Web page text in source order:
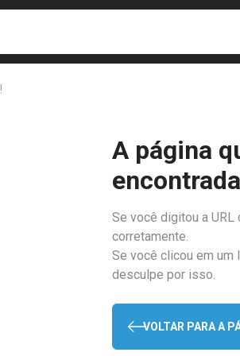
A página
Se você digitou a
corretamente.
Se você clicou em um
desculpe por isso.
VOLTAR PARA A